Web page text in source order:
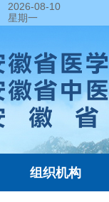
2026-08-10
星期一
组织机构